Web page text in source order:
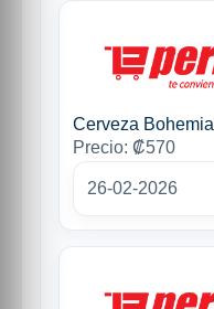
Cerveza
Precio: ₡570
26-02-2026